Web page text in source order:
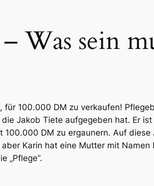
Was sein
für 100.000 DM zu verkaufen!
Jakob Tiete aufgegeben hat. Er
100.000 DM zu ergaunern. Auf
Karin hat eine Mutter mit
„Pflege“.